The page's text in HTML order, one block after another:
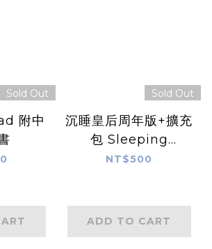
Sold Out
附中
Sold Out
沉睡皇后周年版+擴充
包 Sleeping
Queens & Promo
NT$500
ADD TO CART